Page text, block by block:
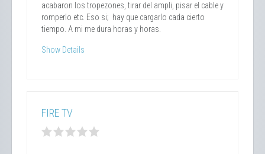
acabaron los tropezones, tirar del ampli, pisar el cable y
romperlo etc. Eso si; hay que cargarlo cada cierto
tiempo. A mi me dura horas y horas.
Show Details
FIRE TV